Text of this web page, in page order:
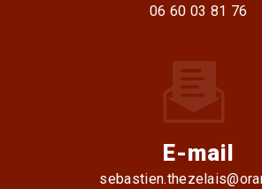
06 60 03 81 76
E-mail